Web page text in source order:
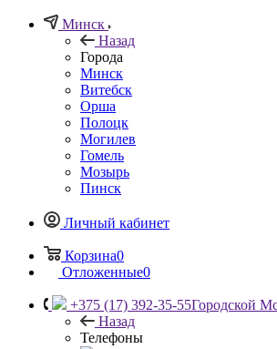
Минск
Назад
Города
Минск
Витебск
Орша
Полоцк
Могилев
Гомель
Мозырь
Пинск
Личный кабинет
Корзина0
Отложенные0
+375 (17) 392-35-55Городской
Назад
Телефоны